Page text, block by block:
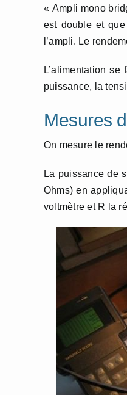
« Ampli mono
est double et
l’ampli. Le
L’alimentation
puissance, la
Mesures
On mesure le
La puissance de
Ohms) en
voltmètre et R la